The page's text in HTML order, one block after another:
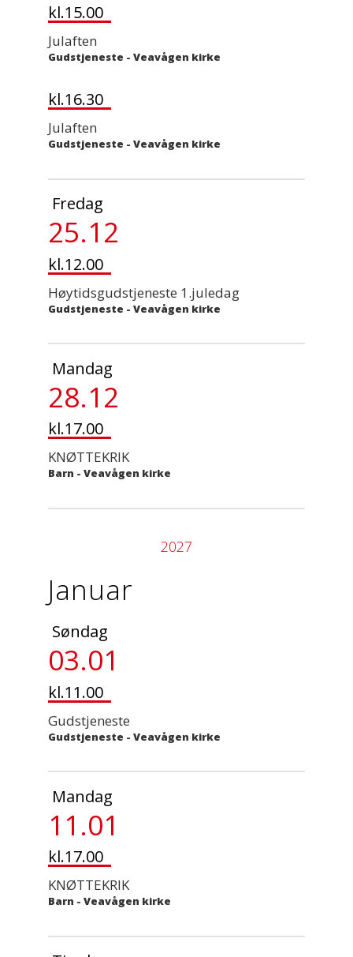
kl.15.00
Julaften
Gudstjeneste - Veavågen kirke
kl.16.30
Julaften
Gudstjeneste - Veavågen kirke
Fredag
25.12
kl.12.00
Høytidsgudstjeneste 1.juledag
Gudstjeneste - Veavågen kirke
Mandag
28.12
kl.17.00
KNØTTEKRIK
Barn - Veavågen kirke
2027
Januar
Søndag
03.01
kl.11.00
Gudstjeneste
Gudstjeneste - Veavågen kirke
Mandag
11.01
kl.17.00
KNØTTEKRIK
Barn - Veavågen kirke